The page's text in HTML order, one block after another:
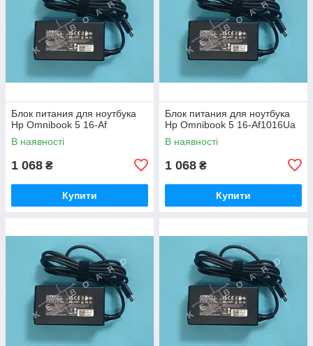
Блок питания для ноутбука
Hp Omnibook 5 16-Af
В наявності
1 068 ₴
Купити
Блок питания для ноутбука
Hp Omnibook 5 16-Af1016Ua
В наявності
1 068 ₴
Купити